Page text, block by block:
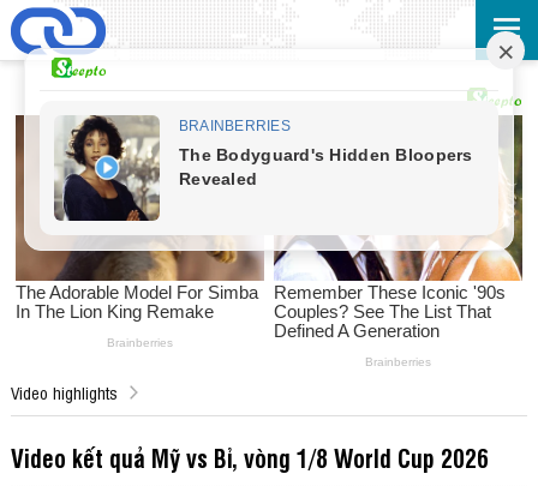
Video highlights
Video kết quả Mỹ vs Bỉ, vòng 1/8 World Cup 2026